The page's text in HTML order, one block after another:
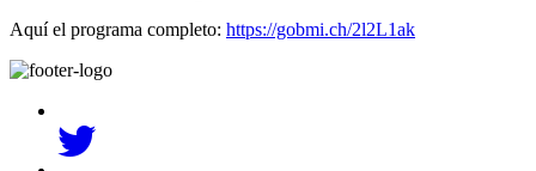
Aquí el programa completo: https://gobmi.ch/2l2L1ak